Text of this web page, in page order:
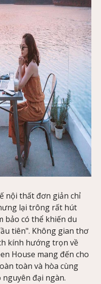
nội thất đơn giản chỉ
lại trông rất hút
bảo có thể khiến du
tiên". Không gian thơ
kính hướng trọn về
House mang đến cho
toàn và hòa cùng
đại ngàn.